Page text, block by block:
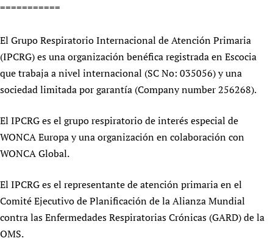
===========
El Grupo Respiratorio Internacional de Atención Primaria
(IPCRG) es una organización benéfica registrada en Escocia
que trabaja a nivel internacional (SC No: 035056) y una
sociedad limitada por garantía (Company number 256268).
El IPCRG es el grupo respiratorio de interés especial de
WONCA Europa y una organización en colaboración con
WONCA Global.
El IPCRG es el representante de atención primaria en el
Comité Ejecutivo de Planificación de la Alianza Mundial
contra las Enfermedades Respiratorias Crónicas (GARD) de la
OMS.